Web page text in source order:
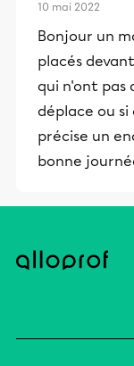
10 mai 2022
Bonjour un
placés
qui n'ont pas
déplace ou
précise un
bonne